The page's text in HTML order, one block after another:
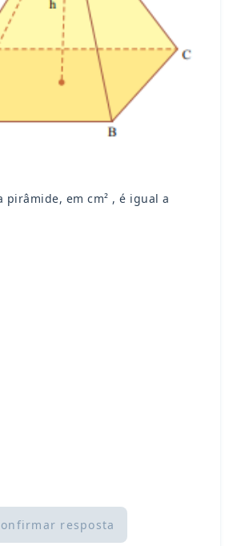
pirâmide, em cm² , é igual a
resposta